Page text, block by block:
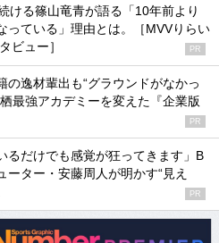
ける篠山竜青が語る「10年前より
っている」理由とは。［MVVりらい
ビュー］
PR
の逸材輩出も“グラウンドがなかっ
最強アカデミーを変えた『企業版
PR
るだけでも感覚が狂ってきます」B
ーター・安藤周人が明かす“見え
PR